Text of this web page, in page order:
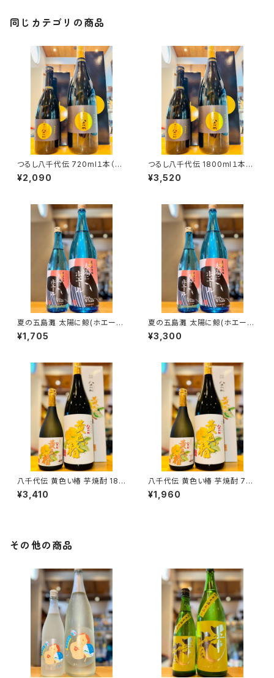
同じカテゴリの商品
つるし八千代伝 720ml１本（八
千代伝酒造・鹿児島県垂水市上
町）
¥2,090
つるし八千代伝 1800ml１本
（八千代伝酒造・鹿児島県垂水
市上町）
¥3,520
夏の五島灘 太陽に鯨(ホエー
ル) 720ml１本（五島灘酒造・長
崎県南松浦郡新上五島町）
¥1,705
夏の五島灘 太陽に鯨(ホエー
ル) 1800ml１本（五島灘酒造・
長崎県南松浦郡新上五島町）
¥3,300
八千代伝 黄色い椿 芋焼酎 180
0ml１本（八千代伝酒造・鹿児島
県垂水市上町）
¥3,410
八千代伝 黄色い椿 芋焼酎 720
ml１本（八千代伝酒造・鹿児島
県垂水市上町）
¥1,960
その他の商品